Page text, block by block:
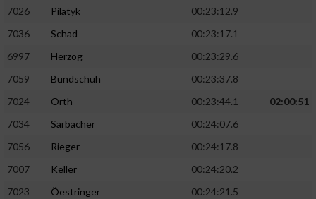
7026
Pilatyk
00:23:12.9
7036
Schad
00:23:17.1
6997
Herzog
00:23:29.6
7059
Bundschuh
00:23:37.8
7024
Orth 00:23:44.1
02:00:51
7034
Sarbacher
00:24:07.6
7056
Rieger
00:24:17.8
7007
Keller
00:24:20.2
7023
Öestringer
00:24:21.5